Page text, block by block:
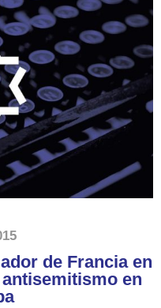
de Francia en
en